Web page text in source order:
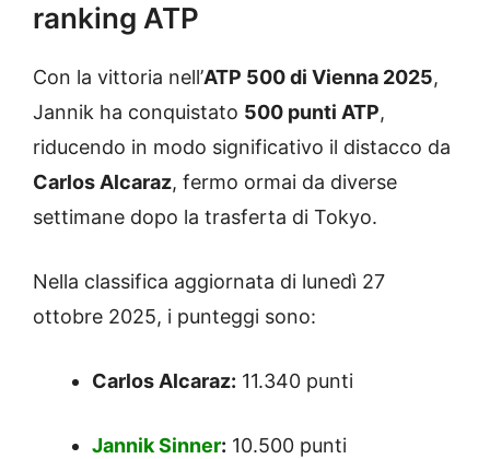
ranking ATP
Con la vittoria nell’ATP 500 di Vienna 2025,
Jannik ha conquistato 500 punti ATP,
riducendo in modo significativo il distacco da
Carlos Alcaraz, fermo ormai da diverse
settimane dopo la trasferta di Tokyo.
Nella classifica aggiornata di lunedì 27
ottobre 2025, i punteggi sono:
Carlos Alcaraz: 11.340 punti
Jannik Sinner: 10.500 punti